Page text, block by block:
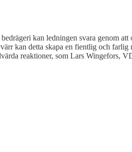
kan ledningen svara genom
kan detta skapa en fientlig och
reaktioner, som Lars Wingefors,